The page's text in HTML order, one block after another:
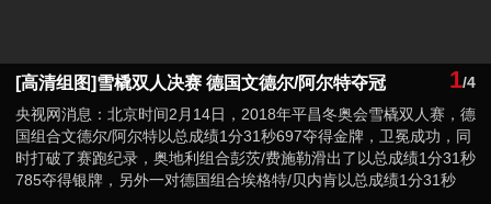
[高清组图]雪橇双人决赛 德国文德尔/阿尔特夺冠 1/4
央视网消息：北京时间2月14日，2018年平昌冬奥会雪橇双人赛，德
国组合文德尔/阿尔特以总成绩1分31秒697夺得金牌，卫冕成功，同
时打破了赛跑纪录，奥地利组合彭茨/费施勒滑出了以总成绩1分31秒
785夺得银牌，另外一对德国组合埃格特/贝内肯以总成绩1分31秒